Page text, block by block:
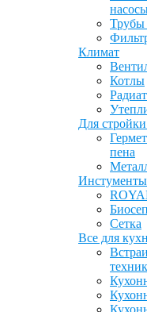
Трубы
Климат
Котлы
Для
пена
Инстументы
Сетка
Все для